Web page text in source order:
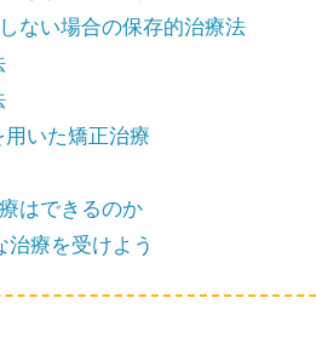
ない場合の保存的治療法
用いた矯正治療
はできるのか
治療を受けよう